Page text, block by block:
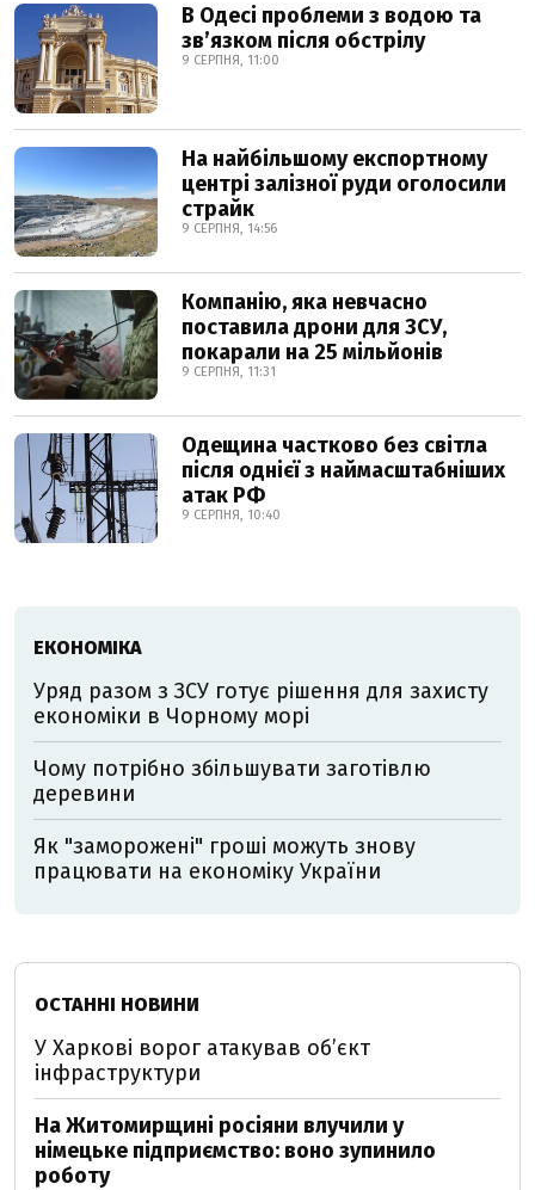
В Одесі проблеми з водою та
звʼязком після обстрілу
9 СЕРПНЯ, 11:00
На найбільшому експортному
центрі залізної руди оголосили
страйк
9 СЕРПНЯ, 14:56
Компанію, яка невчасно
поставила дрони для ЗСУ,
покарали на 25 мільйонів
9 СЕРПНЯ, 11:31
Одещина частково без світла
після однієї з наймасштабніших
атак РФ
9 СЕРПНЯ, 10:40
ЕКОНОМІКА
Уряд разом з ЗСУ готує рішення для захисту
економіки в Чорному морі
Чому потрібно збільшувати заготівлю
деревини
Як "заморожені" гроші можуть знову
працювати на економіку України
ОСТАННІ НОВИНИ
У Харкові ворог атакував обʼєкт
інфраструктури
На Житомирщині росіяни влучили у
німецьке підприємство: воно зупинило
роботу